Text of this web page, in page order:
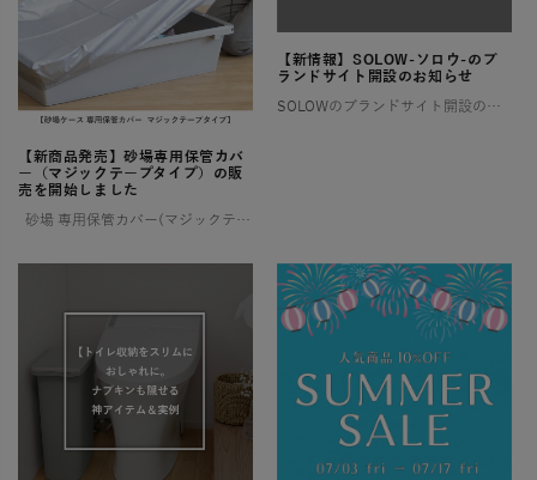
【新商品発売】砂場専用保管カバ
ー（マジックテープタイプ）の販
売を開始しました
砂場 専用保管カバー(マジックテープタイプ) ご好評いただいていた【ララサーブル】砂場専用保管カバーが、このたび新登場！ よりお求めやすい価格でご用意しました。 ✨ 新モデルは片面マジックテープ仕様 お好み […]
【新情報】SOLOW-ソロウ-のブ
ランドサイト開設のお知らせ
SOLOWのブランドサイト開設のお知らせ そろう、整う、満たされる 憧れるけれど、なかなか実現しない理想の暮らし。 そんな想いに寄り添い、 SOLOWが理想を叶えるお手伝いをします。 一つひとつ揃えるたびに住まいが整い、 […]